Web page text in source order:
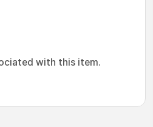
with this item.